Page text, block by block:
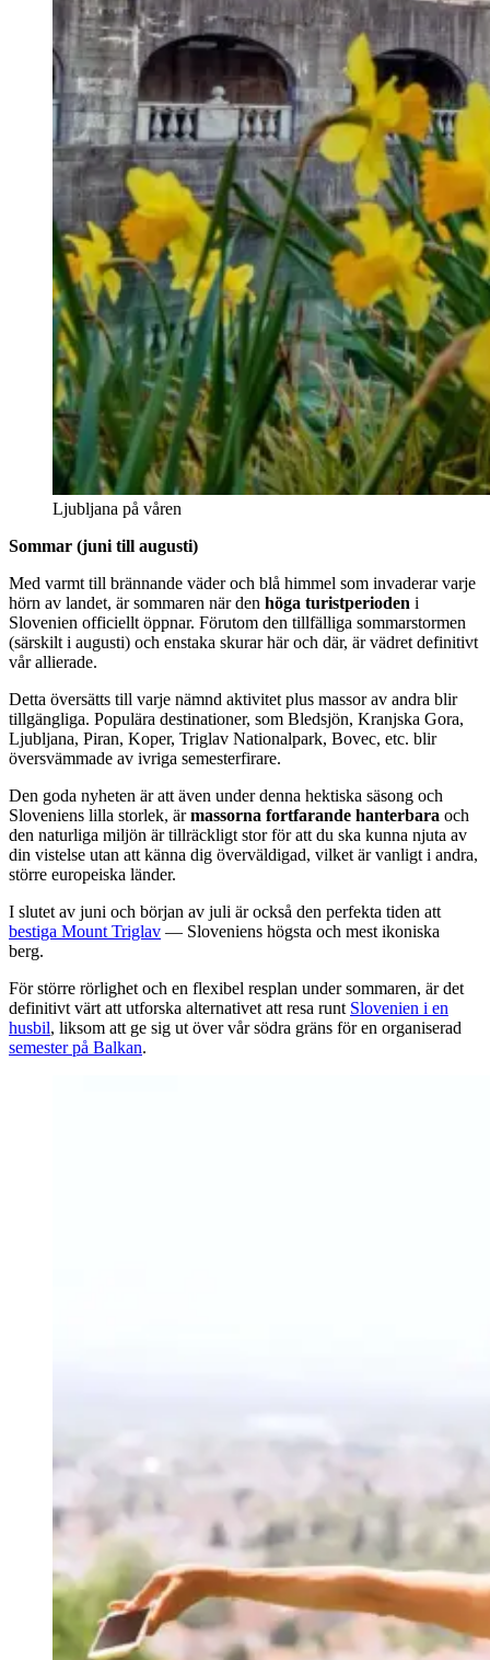
Ljubljana på våren
Sommar (juni till augusti)
Med varmt till brännande väder och blå himmel som invaderar varje
hörn av landet, är sommaren när den höga turistperioden i
Slovenien officiellt öppnar. Förutom den tillfälliga sommarstormen
(särskilt i augusti) och enstaka skurar här och där, är vädret definitivt
vår allierade.
Detta översätts till varje nämnd aktivitet plus massor av andra blir
tillgängliga. Populära destinationer, som Bledsjön, Kranjska Gora,
Ljubljana, Piran, Koper, Triglav Nationalpark, Bovec, etc. blir
översvämmade av ivriga semesterfirare.
Den goda nyheten är att även under denna hektiska säsong och
Sloveniens lilla storlek, ärmassorna fortfarande hanterbara och
den naturliga miljön är tillräckligt stor för att du ska kunna njuta av
din vistelse utan att känna dig överväldigad, vilket är vanligt i andra,
större europeiska länder.
I slutet av juni och början av juli är också den perfekta tiden att
bestiga Mount Triglav — Sloveniens högsta och mest ikoniska
berg.
För större rörlighet och en flexibel resplan under sommaren, är det
definitivt värt att utforska alternativet att resa runt Slovenien i en
husbil, liksom att ge sig ut över vår södra gräns för en organiserad
semester på Balkan.